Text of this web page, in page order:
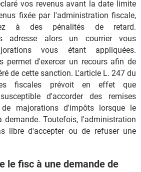
vos revenus avant la date limite
fixée par l'administration fiscale,
à des pénalités de retard.
adresse alors un courrier vous
vous étant appliquées.
permet d'exercer un recours afin de
de cette sanction. L'article L. 247 du
fiscales prévoit en effet que
d'accorder des remises
majorations d'impôts lorsque le
Toutefois, l'administration
libre d'accepter ou de refuser une
le fisc à une demande de